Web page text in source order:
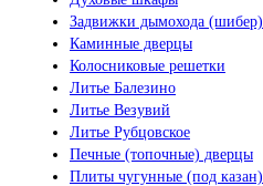
Задвижки дымохода (шибер)
Каминные дверцы
Колосниковые решетки
Литье Балезино
Литье Везувий
Литье Рубцовское
Печные (топочные) дверцы
Плиты чугунные (под казан)